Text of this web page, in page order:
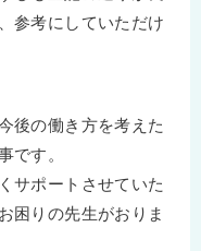
参考にしていただけ
後の働き方を考えた
です。
サポートさせていた
困りの先生がおりま